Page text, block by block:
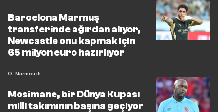
Barcelona Marmuş
transferinde ağırdan alıyor,
Newcastle onu kapmak için
65 milyon euro hazırlıyor
O. Marmoush
Mosimane, bir Dünya Kupası
milli takımının başına geçiyor